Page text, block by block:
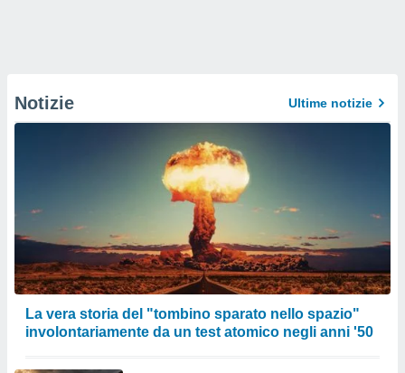
Notizie Ultime notizie
La vera storia del "tombino sparato nello spazio"
involontariamente da un test atomico negli anni '50